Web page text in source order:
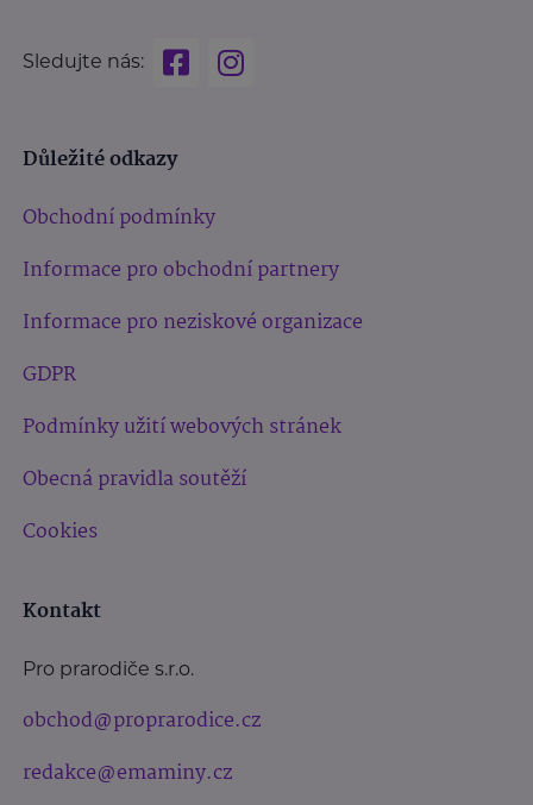
Sledujte nás:
Důležité odkazy
Obchodní podmínky
Informace pro obchodní partnery
Informace pro neziskové organizace
GDPR
Podmínky užití webových stránek
Obecná pravidla soutěží
Cookies
Kontakt
Pro prarodiče s.r.o.
obchod@proprarodice.cz
redakce@emaminy.cz